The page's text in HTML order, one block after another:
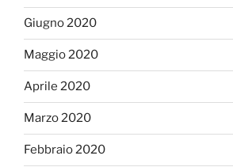
Giugno 2020
Maggio 2020
Aprile 2020
Marzo 2020
Febbraio 2020